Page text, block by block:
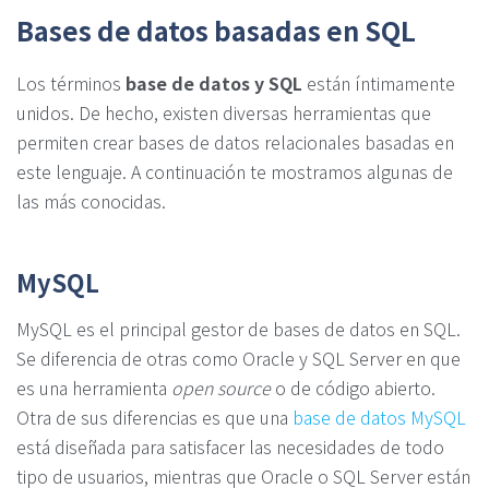
Bases de datos basadas en SQL
Los términos base de datos y SQL están íntimamente
unidos. De hecho, existen diversas herramientas que
permiten crear bases de datos relacionales basadas en
este lenguaje. A continuación te mostramos algunas de
las más conocidas.
MySQL
MySQL es el principal gestor de bases de datos en SQL.
Se diferencia de otras como Oracle y SQL Server en que
es una herramienta open sourceo de código abierto.
Otra de sus diferencias es que una base de datos MySQL
está diseñada para satisfacer las necesidades de todo
tipo de usuarios, mientras que Oracle o SQL Server están